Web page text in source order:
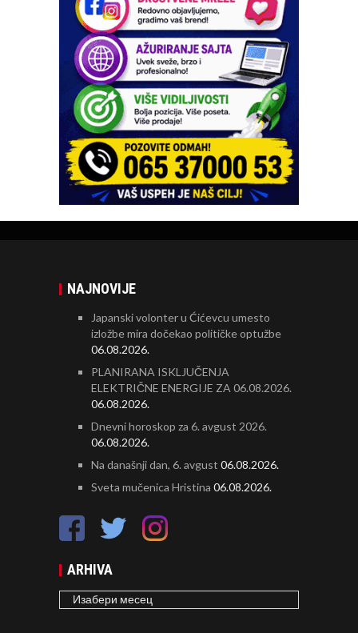
NAJNOVIJE
Japanski volonter u Ćićevcu umesto
izložbe mira dočekao političke optužbe
06.08.2026.
PLANIRANA ISKLJUČENJA
ELEKTRIČNE ENERGIJE ZA 06.08.2026.
06.08.2026.
Dnevni horoskop za 6. avgust 2026.
06.08.2026.
Na današnji dan, 6. avgust 06.08.2026.
Sveta mučenica Hristina 06.08.2026.
ARHIVA
ARHIVA